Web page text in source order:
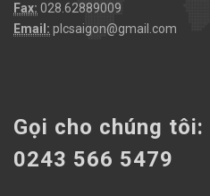
Fax: 028.62889009
Email: plcsaigon@gmail.com
Gọi cho chúng tôi:
0243 566 5479